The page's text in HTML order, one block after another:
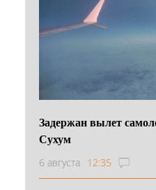
Задержан вылет
Сухум
6 августа 12:35